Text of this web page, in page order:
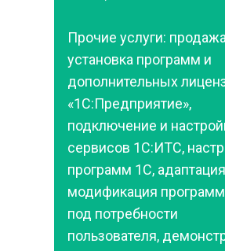
Прочие услуги:
установка программ и
дополнительных
«1С:Предприятие»,
подключение и
сервисов 1С:ИТС,
программ 1С,
модификация
под потребности
пользователя,